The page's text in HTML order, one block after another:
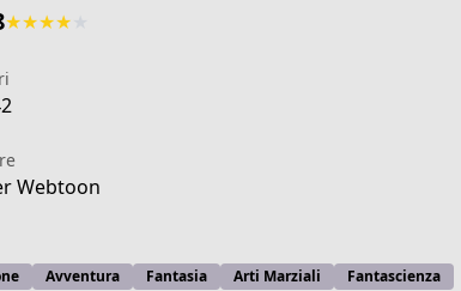
★★★★
Webtoon
Avventura Fantasia Arti Marziali Fantascienza